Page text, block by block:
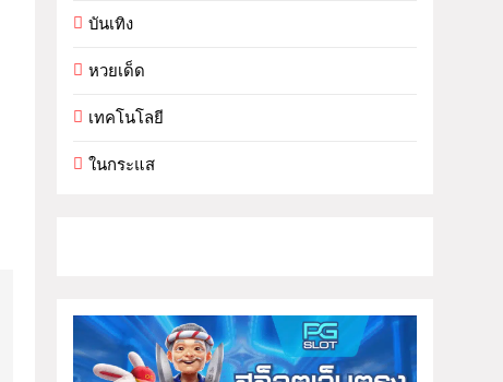
บันเทิง
หวยเด็ด
เทคโนโลยี
ในกระแส